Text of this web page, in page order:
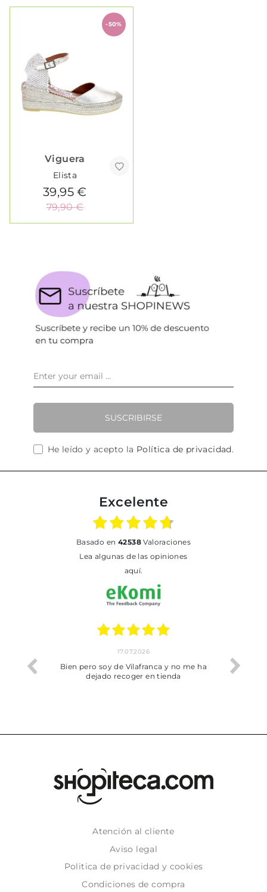
-50%
Viguera
Elista
39,95 €
79,90 €
SUSCRIBIRSE
He leído y acepto la Política de privacidad.
Excelente
basado en 42538Valoraciones
Lea algunas de las opiniones
aquí.
trobat
17.07.2026
Bien pero soy de Vilafranca y no me ha
dejado recoger en tienda
Atención al cliente
Aviso legal
Politica de privacidad y cookies
Condiciones de compra